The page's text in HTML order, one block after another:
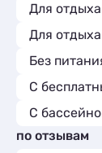
Для
Для
Без
С
С
по отзывам